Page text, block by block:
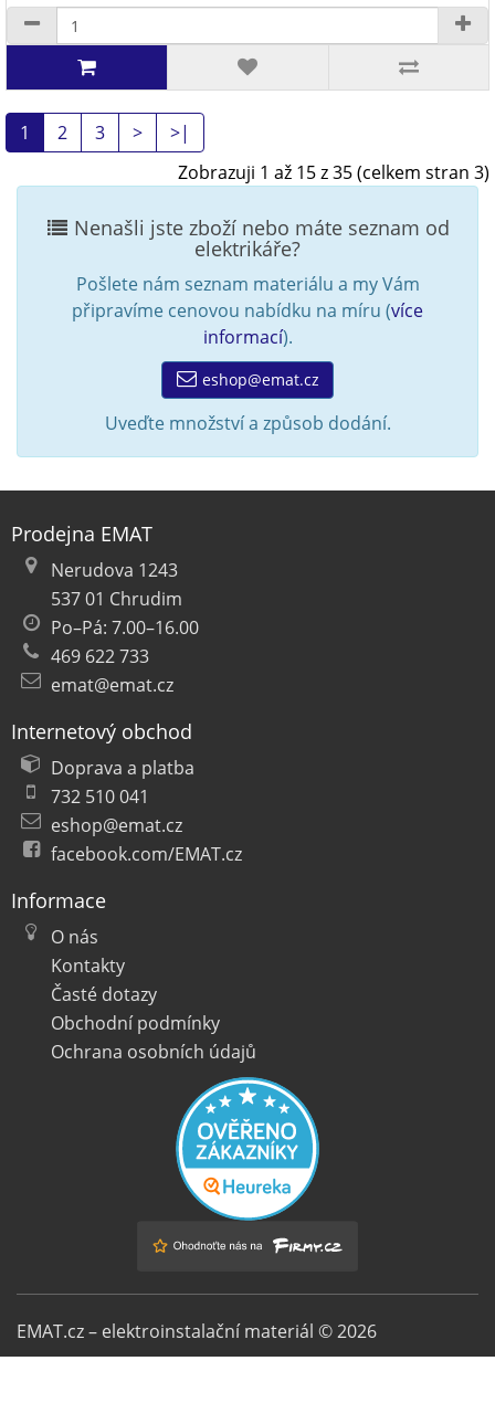
1 2 3 >
>|
Zobrazuji 1 až 15 z 35 (celkem stran 3)
Nenašli jste zboží nebo máte seznam od
elektrikáře?
Pošlete nám seznam materiálu a my Vám
připravíme cenovou nabídku na míru (více
informací).
eshop@emat.cz
Uveďte množství a způsob dodání.
Prodejna EMAT
Nerudova 1243
537 01 Chrudim
Po–Pá: 7.00–16.00
469 622 733
emat@emat.cz
Internetový obchod
Doprava a platba
732 510 041
eshop@emat.cz
facebook.com/EMAT.cz
Informace
O nás
Kontakty
Časté dotazy
Obchodní podmínky
Ochrana osobních údajů
EMAT.cz – elektroinstalační materiál © 2026